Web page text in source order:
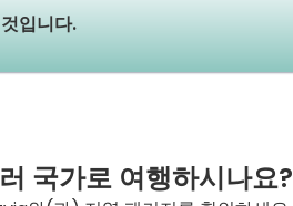
입니다.
국가로 여행하시나요?